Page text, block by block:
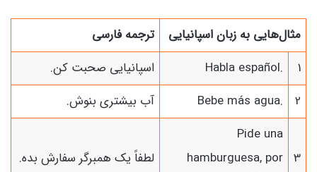
مثال‌هایی به زبان اسپانیایی
ترجمه فارسی
1
Habla español.
اسپانیایی صحبت کن.
2
Bebe más agua. آب بیشتری بنوش.
3
Pide una
hamburguesa, por
لطفاً یک همبرگر سفارش بده.